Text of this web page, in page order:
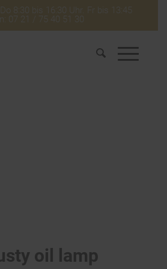
8:30 bis 16:30 Uhr. Fr bis 13:45
07 21 / 75 40 51 30
oil lamp